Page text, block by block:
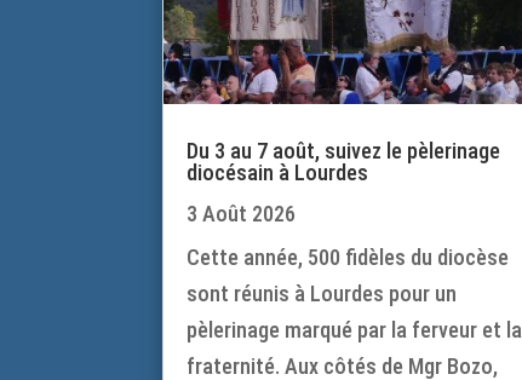
Du 3 au 7 août, suivez le pèlerinage
diocésain à Lourdes
3 Août 2026
Cette année, 500 fidèles du diocèse
sont réunis à Lourdes pour un
pèlerinage marqué par la ferveur et la
fraternité. Aux côtés de Mgr Bozo,